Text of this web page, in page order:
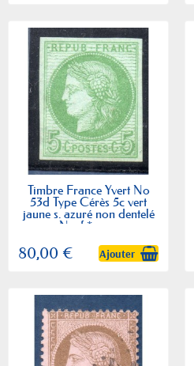
Timbre France Yvert No
53d Type Cérès 5c vert
jaune s. azuré non dentelé
Neuf * sur...
80,00 € Ajouter